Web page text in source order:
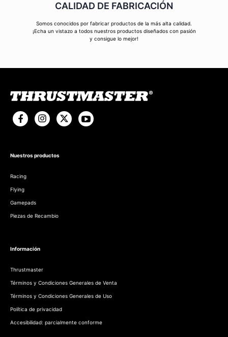
CALIDAD DE FABRICACIÓN
Somos conocidos por fabricar productos de la más alta calidad.
¡Echa un vistazo a todos nuestros productos diseñados con pasión
y consigue lo mejor!
Nuestros productos
Racing
Flying
Gamepads
Piezas de Recambio
Información
Thrustmaster
Términos y Condiciones Generales de Venta
Términos y Condiciones Generales de Uso
Política de privacidad
Accesibilidad: parcialmente conforme